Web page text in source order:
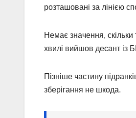
розташовані за лінією
Немає значення,
хвилі вийшов десант із
Пізніше частину
зберігання не шкода.